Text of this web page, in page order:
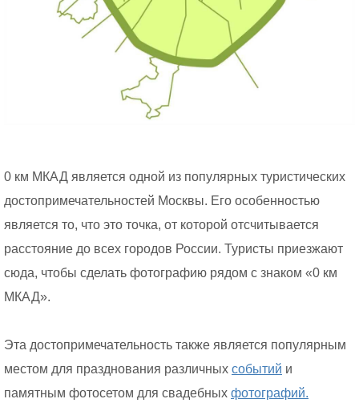
0 км МКАД является одной из популярных туристических
достопримечательностей Москвы. Его особенностью
является то, что это точка, от которой отсчитывается
расстояние до всех городов России. Туристы приезжают
сюда, чтобы сделать фотографию рядом с знаком «0 км
МКАД».
Эта достопримечательность также является популярным
местом для празднования различных событий и
памятным фотосетом для свадебных фотографий.